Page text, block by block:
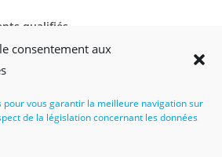
consentement aux
pour vous garantir la meilleure navigation sur
de la législation concernant les données
qualifiés,